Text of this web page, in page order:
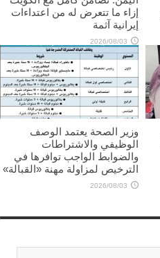
إزاء ما تتعرض له من اعتداءات
إيرانية آثمة
2026/08/03
وزير الصحة يعتمد الوصف
الوظيفي والاشتراطات
والضوابط الواجب توافرها في
الترخيص لمزاولة مهنة «القبالة»
2026/08/03